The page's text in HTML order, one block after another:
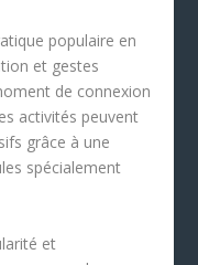
populaire en
et gestes
de connexion
activités peuvent
grâce à une
spécialement
et